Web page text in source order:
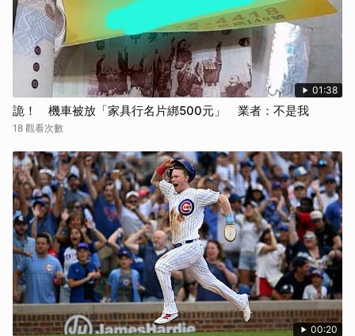
01:38
詭！ 機車被放「家具行名片綁500元」 業者：不是我
18 觀看次數
00:20